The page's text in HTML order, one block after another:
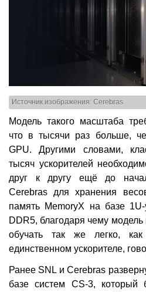
Источник изображения: Cerebras
Модель такого масштаба
что в тысячи раз больше,
GPU. Другими словами,
тысяч ускорителей
друг к другу ещё до
Cerebras для хранения
память MemoryX на базе
DDR5, благодаря чему
обучать так же легко,
единственном ускорителе,
Ранее SNL и Cerebras
базе систем CS-3, который